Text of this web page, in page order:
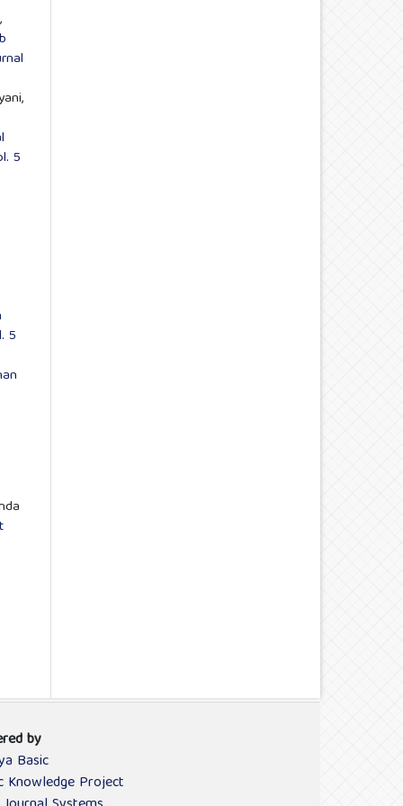
5
5
by
Basic
Knowledge Project